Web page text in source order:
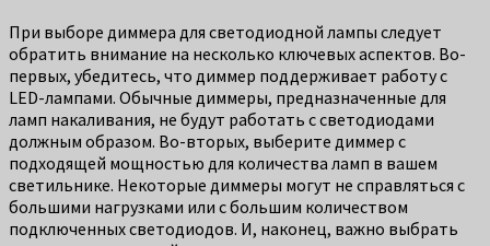
При выборе диммера для светодиодной лампы следует
обратить внимание на несколько ключевых аспектов. Во-
первых, убедитесь, что диммер поддерживает работу с
LED-лампами. Обычные диммеры, предназначенные для
ламп накаливания, не будут работать с светодиодами
должным образом. Во-вторых, выберите диммер с
подходящей мощностью для количества ламп в вашем
светильнике. Некоторые диммеры могут не справляться с
большими нагрузками или с большим количеством
подключенных светодиодов. И, наконец, важно выбрать